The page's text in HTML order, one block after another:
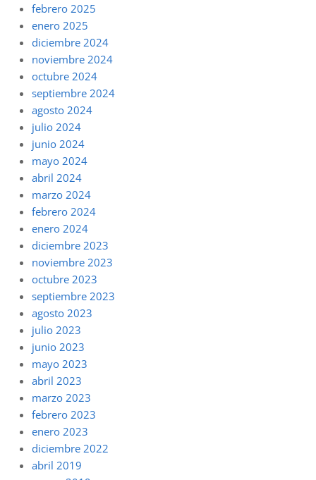
febrero 2025
enero 2025
diciembre 2024
noviembre 2024
octubre 2024
septiembre 2024
agosto 2024
julio 2024
junio 2024
mayo 2024
abril 2024
marzo 2024
febrero 2024
enero 2024
diciembre 2023
noviembre 2023
octubre 2023
septiembre 2023
agosto 2023
julio 2023
junio 2023
mayo 2023
abril 2023
marzo 2023
febrero 2023
enero 2023
diciembre 2022
abril 2019